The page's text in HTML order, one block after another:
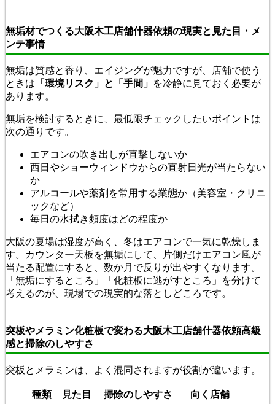
無垢材でつくる大阪木工店舗什器依頼の現実と見た目・メ
ンテ事情
無垢は質感と香り、エイジングが魅力ですが、店舗で使う
ときは 「環境リスク」と「手間」 を冷静に見ておく必要が
あります。
無垢を検討するときに、最低限チェックしたいポイントは
次の通りです。
エアコンの吹き出しが直撃しないか
西日やショーウィンドウからの直射日光が当たらない
か
アルコールや薬剤を常用する業態か（美容室・クリニ
ックなど）
毎日の水拭き頻度はどの程度か
大阪の夏場は湿度が高く、冬はエアコンで一気に乾燥しま
す。カウンター天板を無垢にして、片側だけエアコン風が
当たる配置にすると、数か月で反りが出やすくなります。
「無垢にするところ」「化粧板に逃がすところ」を分けて
考えるのが、現場での現実的な落としどころです。
突板やメラミン化粧板で変わる大阪木工店舗什器依頼高級
感と掃除のしやすさ
突板とメラミンは、よく混同されますが役割が違います。
種類 見た目 掃除のしやすさ 向く店舗